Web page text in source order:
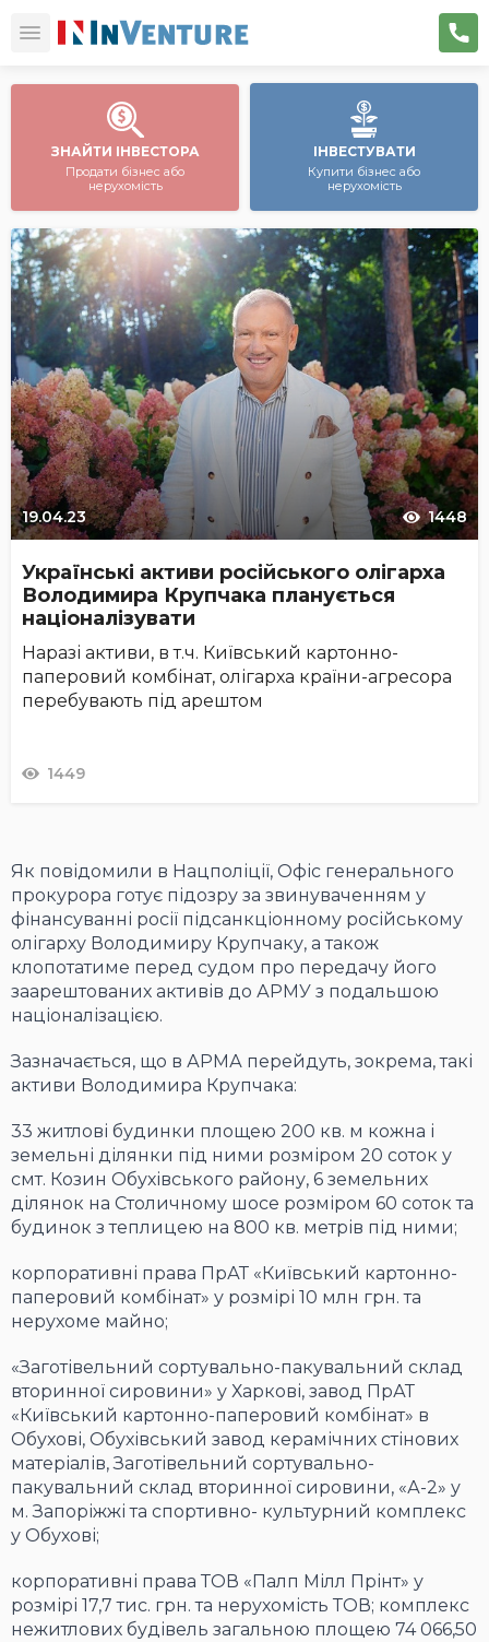
ЗНАЙТИ ІНВЕСТОРА
Продати бізнес або
нерухомість
ІНВЕСТУВАТИ
Купити бізнес або
нерухомість
19.04.23 1448
Українські активи російського олігарха
Володимира Крупчака планується
націоналізувати
Наразі активи, в т.ч. Київський картонно-
паперовий комбінат, олігарха країни-агресора
перебувають під арештом
1449
Як повідомили в Нацполіції, Офіс генерального
прокурора готує підозру за звинуваченням у
фінансуванні росії підсанкціонному російському
олігарху Володимиру Крупчаку, а також
клопотатиме перед судом про передачу його
заарештованих активів до АРМУ з подальшою
націоналізацією.
Зазначається, що в АРМА перейдуть, зокрема, такі
активи Володимира Крупчака:
33 житлові будинки площею 200 кв. м кожна і
земельні ділянки під ними розміром 20 соток у
смт. Козин Обухівського району, 6 земельних
ділянок на Столичному шосе розміром 60 соток та
будинок з теплицею на 800 кв. метрів під ними;
корпоративні права ПрАТ «Київський картонно-
паперовий комбінат» у розмірі 10 млн грн. та
нерухоме майно;
«Заготівельний сортувально-пакувальний склад
вторинної сировини» у Харкові, завод ПрАТ
«Київський картонно-паперовий комбінат» в
Обухові, Обухівський завод керамічних стінових
матеріалів, Заготівельний сортувально-
пакувальний склад вторинної сировини, «А-2» у
м. Запоріжжі та спортивно- культурний комплекс
у Обухові;
корпоративні права ТОВ «Палп Мілл Прінт» у
розмірі 17,7 тис. грн. та нерухомість ТОВ; комплекс
нежитлових будівель загальною площею 74 066,50